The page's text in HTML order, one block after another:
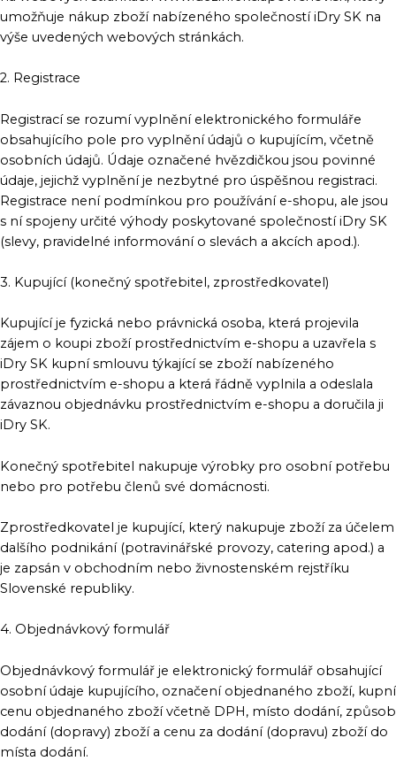
umožňuje nákup zboží nabízeného společností iDry SK na
výše uvedených webových stránkách.
2. Registrace
Registrací se rozumí vyplnění elektronického formuláře
obsahujícího pole pro vyplnění údajů o kupujícím, včetně
osobních údajů. Údaje označené hvězdičkou jsou povinné
údaje, jejichž vyplnění je nezbytné pro úspěšnou registraci.
Registrace není podmínkou pro používání e-shopu, ale jsou
s ní spojeny určité výhody poskytované společností iDry SK
(slevy, pravidelné informování o slevách a akcích apod.).
3. Kupující (konečný spotřebitel, zprostředkovatel)
Kupující je fyzická nebo právnická osoba, která projevila
zájem o koupi zboží prostřednictvím e-shopu a uzavřela s
iDry SK kupní smlouvu týkající se zboží nabízeného
prostřednictvím e-shopu a která řádně vyplnila a odeslala
závaznou objednávku prostřednictvím e-shopu a doručila ji
iDry SK.
Konečný spotřebitel nakupuje výrobky pro osobní potřebu
nebo pro potřebu členů své domácnosti.
Zprostředkovatel je kupující, který nakupuje zboží za účelem
dalšího podnikání (potravinářské provozy, catering apod.) a
je zapsán v obchodním nebo živnostenském rejstříku
Slovenské republiky.
4. Objednávkový formulář
Objednávkový formulář je elektronický formulář obsahující
osobní údaje kupujícího, označení objednaného zboží, kupní
cenu objednaného zboží včetně DPH, místo dodání, způsob
dodání (dopravy) zboží a cenu za dodání (dopravu) zboží do
místa dodání.